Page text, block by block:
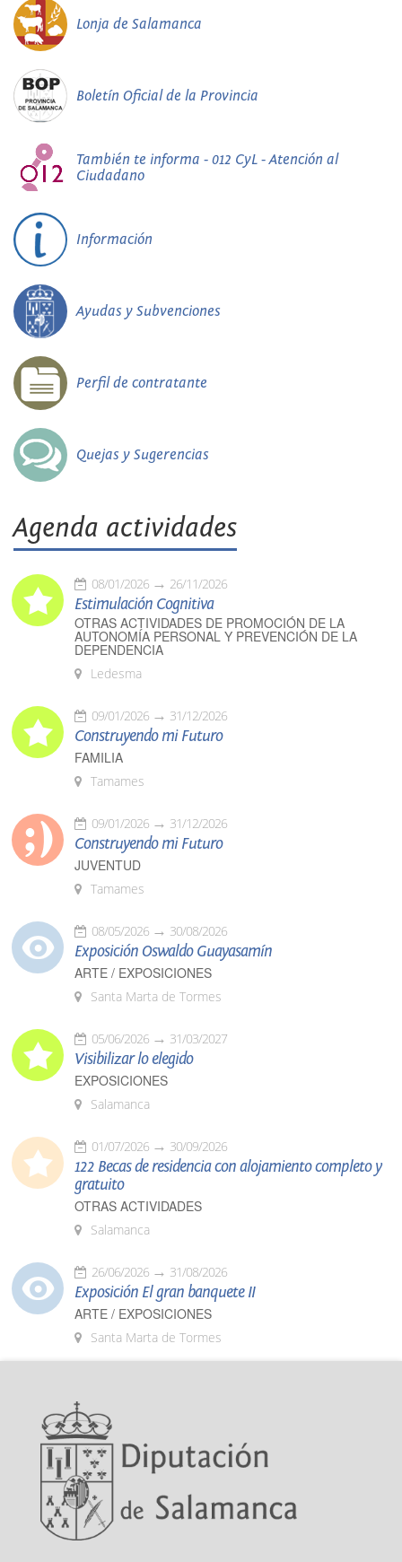
Lonja de Salamanca
Boletín Oficial de la Provincia
También te informa - 012 CyL - Atención al
Ciudadano
Información
Ayudas y Subvenciones
Perfil de contratante
Quejas y Sugerencias
Agenda actividades
08/01/2026 26/11/2026
Estimulación Cognitiva
OTRAS ACTIVIDADES DE PROMOCIÓN DE LA
AUTONOMÍA PERSONAL Y PREVENCIÓN DE LA
DEPENDENCIA
Ledesma
09/01/2026 31/12/2026
Construyendo mi Futuro
FAMILIA
Tamames
09/01/2026 31/12/2026
Construyendo mi Futuro
JUVENTUD
Tamames
08/05/2026 30/08/2026
Exposición Oswaldo Guayasamín
ARTE / EXPOSICIONES
Santa Marta de Tormes
05/06/2026 31/03/2027
Visibilizar lo elegido
EXPOSICIONES
Salamanca
01/07/2026 30/09/2026
122 Becas de residencia con alojamiento completo y
gratuito
OTRAS ACTIVIDADES
Salamanca
26/06/2026 31/08/2026
Exposición El gran banquete II
ARTE / EXPOSICIONES
Santa Marta de Tormes